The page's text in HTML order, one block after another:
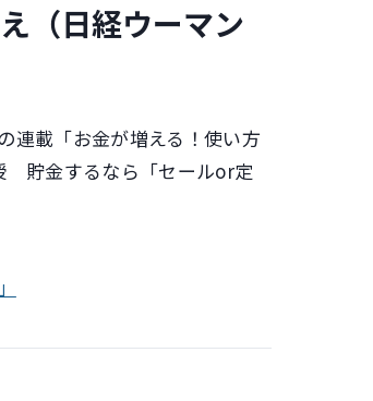
（日経ウーマン
連載「お金が増える！使い方
貯金するなら「セールor定